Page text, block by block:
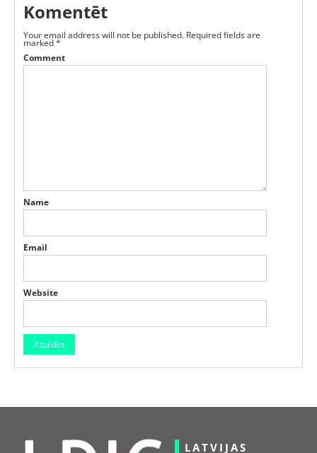
Komentēt
Your email address will not be published. Required fields are
marked*
Comment
Name
Email
Website
LATVIJAS